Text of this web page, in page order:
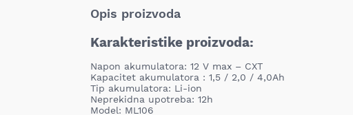
Opis proizvoda
Karakteristike proizvoda:
Napon akumulatora: 12 V max – CXT
Kapacitet akumulatora : 1,5 / 2,0 / 4,0Ah
Tip akumulatora: Li-ion
Neprekidna upotreba: 12h
Model: ML106